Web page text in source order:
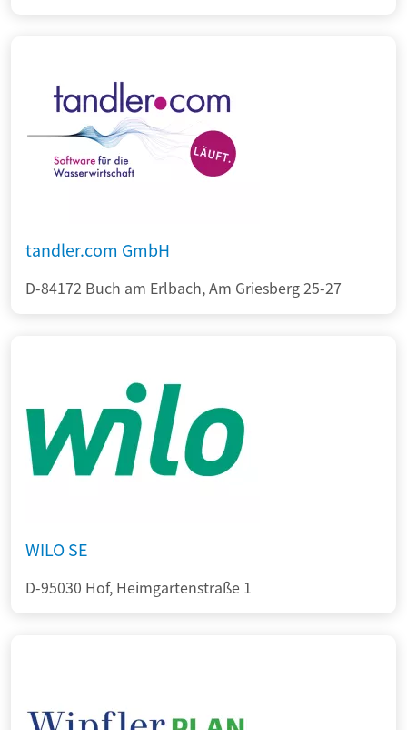
tandler.com GmbH
D-84172 Buch am Erlbach, Am Griesberg 25-27
WILO SE
D-95030 Hof, Heimgartenstraße 1